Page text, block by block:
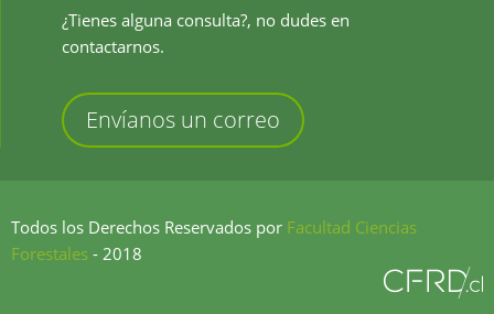
¿Tienes alguna consulta?, no dudes en
contactarnos.
Envíanos un correo
Todos los Derechos Reservados por Facultad Ciencias
Forestales - 2018